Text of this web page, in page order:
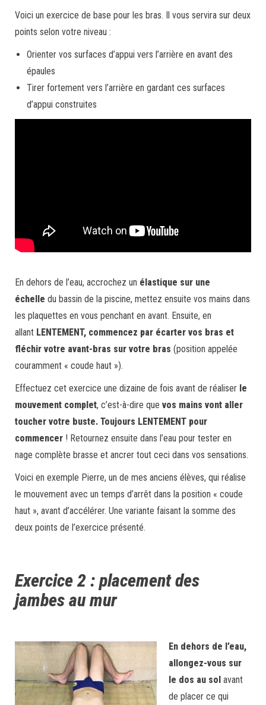
Voici un exercice de base pour les bras. Il vous servira sur deux
points selon votre niveau :
Orienter vos surfaces d’appui vers l’arrière en avant des
épaules
Tirer fortement vers l’arrière en gardant ces surfaces
d’appui construites
En dehors de l’eau, accrochez un élastique sur une
échelle du bassin de la piscine, mettez ensuite vos mains dans
les plaquettes en vous penchant en avant. Ensuite, en
allant LENTEMENT, commencez par écarter vos bras et
fléchir votre avant-bras sur votre bras (position appelée
couramment « coude haut »).
Effectuez cet exercice une dizaine de fois avant de réaliser le
mouvement complet, c’est-à-dire que vos mains vont aller
toucher votre buste. Toujours LENTEMENT pour
commencer ! Retournez ensuite dans l’eau pour tester en
nage complète brasse et ancrer tout ceci dans vos sensations.
Voici en exemple Pierre, un de mes anciens élèves, qui réalise
le mouvement avec un temps d’arrêt dans la position « coude
haut », avant d’accélérer. Une variante faisant la somme des
deux points de l’exercice présenté.
Exercice 2 : placement des
jambes au mur
En dehors de l’eau,
allongez-vous sur
le dos au sol avant
de placer ce qui